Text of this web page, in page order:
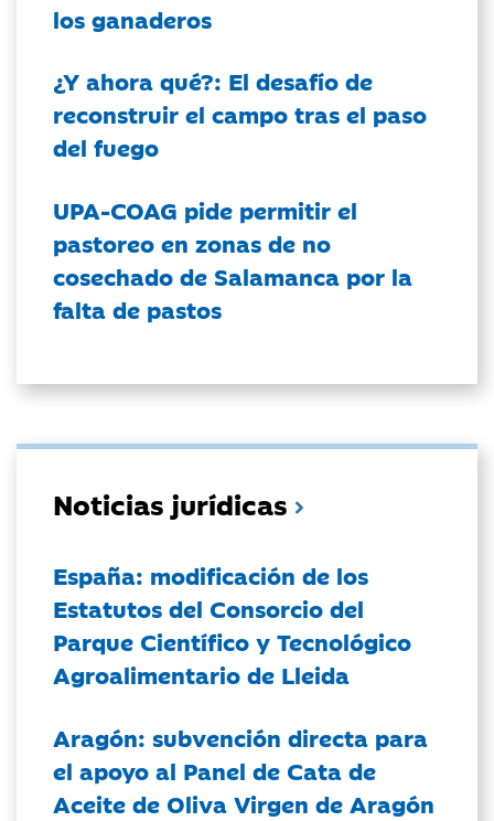
los ganaderos
¿Y ahora qué?: El desafío de
reconstruir el campo tras el paso
del fuego
UPA-COAG pide permitir el
pastoreo en zonas de no
cosechado de Salamanca por la
falta de pastos
Noticias jurídicas
España: modificación de los
Estatutos del Consorcio del
Parque Científico y Tecnológico
Agroalimentario de Lleida
Aragón: subvención directa para
el apoyo al Panel de Cata de
Aceite de Oliva Virgen de Aragón